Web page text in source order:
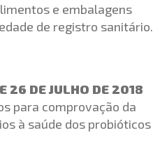
e embalagens
de registro sanitário.
26 DE JULHO DE 2018
para comprovação da
à saúde dos probióticos